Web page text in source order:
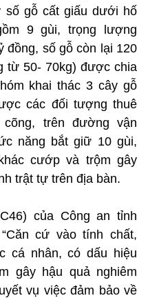
số gỗ cất giấu dưới hố
9 gùi, trọng lượng
đồng, số gỗ còn lại 120
từ 50- 70kg) được chia
khai thác 3 cây gỗ
các đối tượng thuê
trên đường vận
năng bắt giữ 10 gùi,
cướp và trộm gây
trật tự trên địa bàn.
của Công an tỉnh
cứ vào tính chất,
cá nhân, có dấu hiệu
gây hậu quả nghiêm
vụ việc đảm bảo về